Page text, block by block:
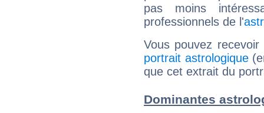
pas moins
professionnels de l'
Vous pouvez
portrait astrologique
que cet extrait du
Dominantes